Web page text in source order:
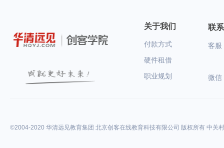
关于我们
付款方式
硬件租借
职业规划
联
客服
微信
©2004-2020 华清远见教育集团 北京创客在线教育科技有限公司 版权所有 中关